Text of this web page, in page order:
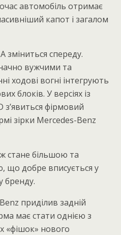
автомобіль отримає
капот і загалом
зміниться спереду.
вужчими та
ходові вогні інтегрують
блоків. У версіях із
фірмовий
зірки Mercedes-Benz
стане більшою та
що добре вписується у
бренду.
приділив задній
має стати однією з
«фішок» нового